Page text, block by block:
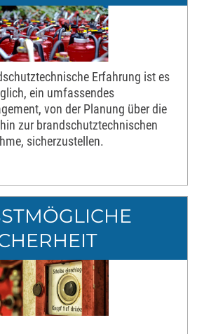
Erfahrung ist es
ein umfassendes
von der Planung über die
zur brandschutztechnischen
sicherzustellen.
S